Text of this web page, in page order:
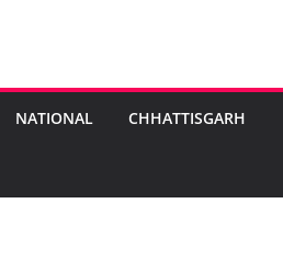
NATIONAL CHHATTISGARH